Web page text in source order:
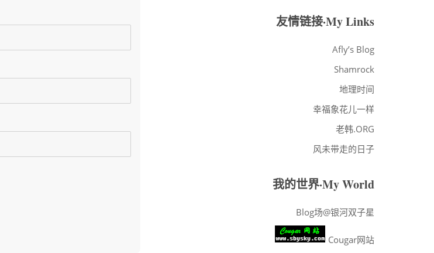
友情链接·My Links
Afly’s Blog
Shamrock
地理时间
幸福象花儿一样
老韩.ORG
风未带走的日子
我的世界·My World
Blog场@银河双子星
Cougar网站